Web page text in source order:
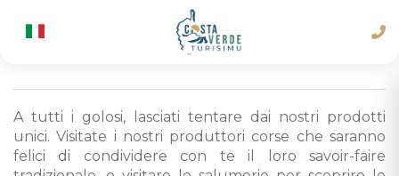
A tutti i golosi, lasciati tentare dai nostri prodotti
unici. Visitate i nostri produttori corse che saranno
felici di condividere con te il loro savoir-faire